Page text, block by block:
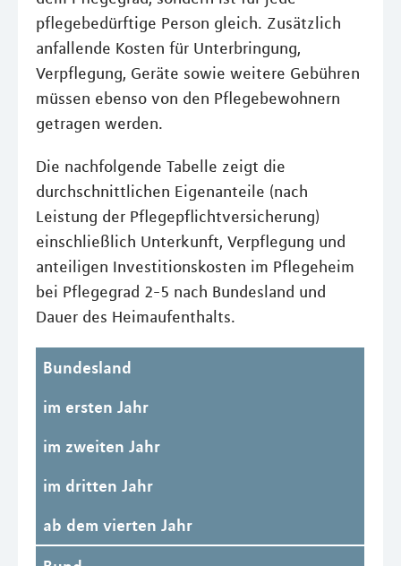
pflegebedürftige Person gleich. Zusätzlich
anfallende Kosten für Unterbringung,
Verpflegung, Geräte sowie weitere Gebühren
müssen ebenso von den Pflegebewohnern
getragen werden.
Die nachfolgende Tabelle zeigt die
durchschnittlichen Eigenanteile (nach
Leistung der Pflegepflichtversicherung)
einschließlich Unterkunft, Verpflegung und
anteiligen Investitionskosten im Pflegeheim
bei Pflegegrad 2-5 nach Bundesland und
Dauer des Heimaufenthalts.
Bundesland
im ersten Jahr
im zweiten Jahr
im dritten Jahr
ab dem vierten Jahr